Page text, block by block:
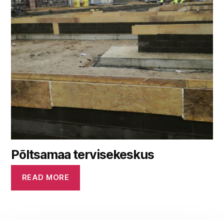
Põltsamaa tervisekeskus
READ MORE